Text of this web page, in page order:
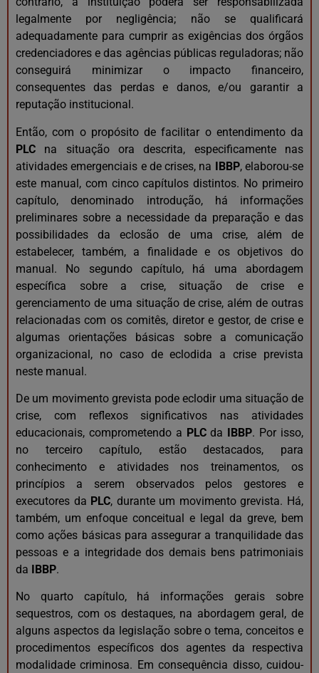
legalmente por negligência; não se qualificará
adequadamente para cumprir as exigências dos órgãos
credenciadores e das agências públicas reguladoras; não
conseguirá minimizar o impacto financeiro,
consequentes das perdas e danos, e/ou garantir a
reputação institucional.
Então, com o propósito de facilitar o entendimento da
PLC na situação ora descrita, especificamente nas
atividades emergenciais e de crises, na IBBP, elaborou-se
este manual, com cinco capítulos distintos. No primeiro
capítulo, denominado introdução, há informações
preliminares sobre a necessidade da preparação e das
possibilidades da eclosão de uma crise, além de
estabelecer, também, a finalidade e os objetivos do
manual. No segundo capítulo, há uma abordagem
específica sobre a crise, situação de crise e
gerenciamento de uma situação de crise, além de outras
relacionadas com os comitês, diretor e gestor, de crise e
algumas orientações básicas sobre a comunicação
organizacional, no caso de eclodida a crise prevista
neste manual.
De um movimento grevista pode eclodir uma situação de
crise, com reflexos significativos nas atividades
educacionais, comprometendo a PLCda IBBP. Por isso,
no terceiro capítulo, estão destacados, para
conhecimento e atividades nos treinamentos, os
princípios a serem observados pelos gestores e
executores da PLC, durante um movimento grevista. Há,
também, um enfoque conceitual e legal da greve, bem
como ações básicas para assegurar a tranquilidade das
pessoas e a integridade dos demais bens patrimoniais
da IBBP.
No quarto capítulo, há informações gerais sobre
sequestros, com os destaques, na abordagem geral, de
alguns aspectos da legislação sobre o tema, conceitos e
procedimentos específicos dos agentes da respectiva
modalidade criminosa. Em consequência disso, cuidou-